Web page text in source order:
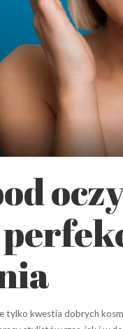
tylko kwestia dobrych